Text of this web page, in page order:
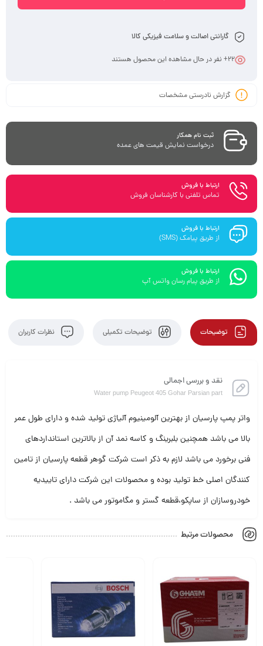
گارانتی اصالت و سلامت فیزیکی کالا
22+ نفر در حال مشاهده این محصول هستند
گزارش نادرستی مشخصات
ثبت نام همکار
درخواست نمایش قیمت های عمده
ارتباط با فروش
تماس تلفنی با کارشناسان فروش
ارتباط با فروش
از طریق پیامک (SMS)
ارتباط با فروش
از طریق پیام رسان واتس آپ
توضیحات توضیحات تکمیلی نظرات کاربران
نقد و بررسی اجمالی
Water pump Peugeot 405 Gohar Parsian part
واتر پمپ پارسیان از بهترین آلومینیوم آلیاژی تولید شده و دارای طول عمر
بالا می باشد همچنین بلبرینگ و کاسه نمد آن از بالاترین استانداردهای
فنی برخورد می باشد لازم به ذکر است شرکت گوهر قطعه پارسیان از تامین
کنندگان اصلی خط تولید بوده و محصولات این شرکت دارای تاییدیه
خودروسازان از ساپکو،قطعه گستر و مگاموتور می باشد .
محصولات مرتبط